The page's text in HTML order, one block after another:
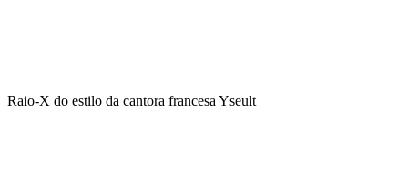
Raio-X do estilo da cantora francesa Yseult